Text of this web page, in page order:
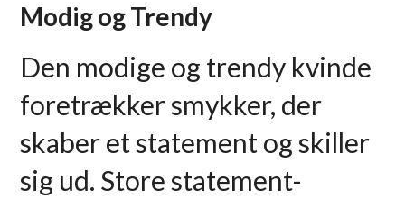
Modig og Trendy
Den modige og trendy kvinde
foretrækker smykker, der
skaber et statement og skiller
sig ud. Store statement-